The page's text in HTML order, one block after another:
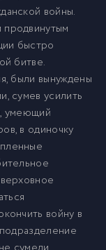
войны.
быстро
битве.
были вынуждены
сумев усилить
умеющий
в одиночку
войну в